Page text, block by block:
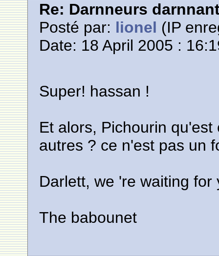
Re: Darnneurs
Posté par: lionel (IP
Date: 18 April 2005 :
Super! hassan !
Et alors, Pichourin
autres ? ce n'est pas un
Darlett, we 're waiting
The babounet